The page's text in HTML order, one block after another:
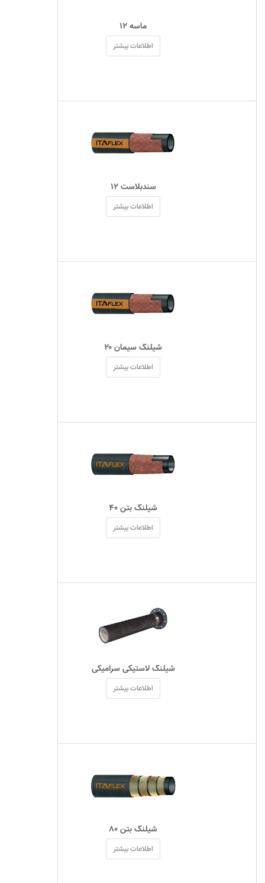
ماسه ۱۲
اطلاعات بیشتر
سندبلاست ۱۲
اطلاعات بیشتر
شیلنگ سیمان ۲۰
اطلاعات بیشتر
شیلنگ بتن ۴۰
اطلاعات بیشتر
شیلنگ لاستیکی سرامیکی
اطلاعات بیشتر
شیلنگ بتن ۸۰
اطلاعات بیشتر